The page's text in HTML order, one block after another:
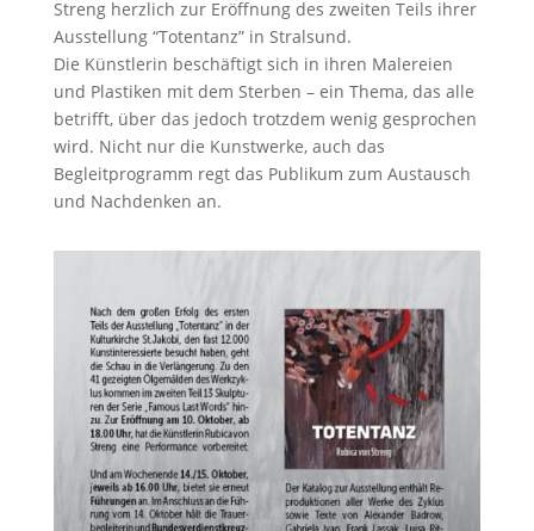
Streng herzlich zur Eröffnung des zweiten Teils ihrer
Ausstellung “Totentanz” in Stralsund.
Die Künstlerin beschäftigt sich in ihren Malereien
und Plastiken mit dem Sterben – ein Thema, das alle
betrifft, über das jedoch trotzdem wenig gesprochen
wird. Nicht nur die Kunstwerke, auch das
Begleitprogramm regt das Publikum zum Austausch
und Nachdenken an.